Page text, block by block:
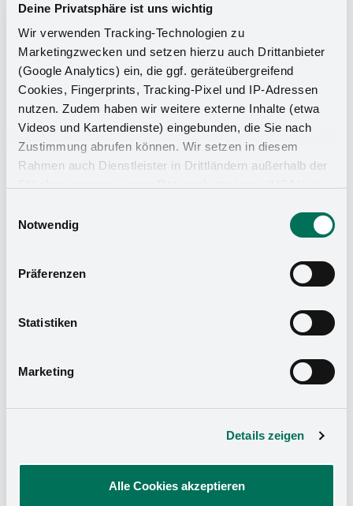
Deine Privatsphäre ist uns wichtig
Wir verwenden Tracking-Technologien zu
Marketingzwecken und setzen hierzu auch Drittanbieter
(Google Analytics) ein, die ggf. geräteübergreifend
Cookies, Fingerprints, Tracking-Pixel und IP-Adressen
nutzen. Zudem haben wir weitere externe Inhalte (etwa
Videos und Kartendienste) eingebunden, die Sie nach
Zustimmung abrufen können. Wir setzen in diesem
Rahmen auch Dienstleister in Drittländern außerhalb der
zu Sicherheits- und Überwachungszwecken zugreifen,
Rechtsmittel einlegen können. Mit Ihrer Einstellung
willigen Sie in die oben beschriebenen Vorgänge ein. Sie
widerrufen. Mehr Informationen finden Sie in unserer
Impressum.
Notwendig
Präferenzen
Statistiken
Marketing
Details zeigen
Alle Cookies akzeptieren
Küchen-Organizer